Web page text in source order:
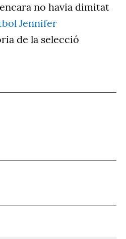
no havia dimitat
Jennifer
de la selecció